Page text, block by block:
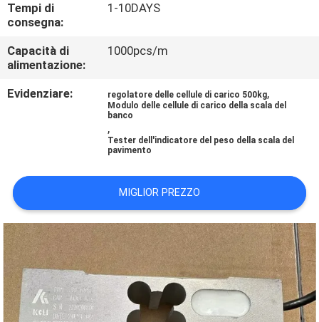
NOTIZIE
CASI
PREVENTIVO
MAPPA
DEL
SITO
PRIVACY
POLICY
Tempi di
consegna:
1-10DAYS
Capacità di
alimentazione:
1000pcs/m
Evidenziare: regolatore delle cellule di carico 500kg,
Modulo delle cellule di carico della scala del
banco
,
Tester dell'indicatore del peso della scala del
pavimento
MIGLIOR PREZZO